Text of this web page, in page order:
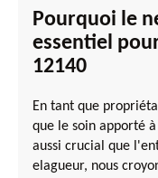
Pourquoi le
essentiel
12140
En tant que
que le soin apporté
aussi crucial que
elagueur, nous